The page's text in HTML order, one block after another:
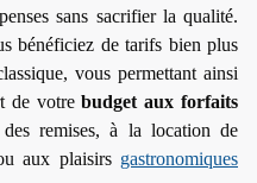
sans sacrifier la qualité.
bénéficiez de tarifs bien plus
vous permettant ainsi
de votrebudget aux forfaits
remises, à la location de
aux plaisirs gastronomiques